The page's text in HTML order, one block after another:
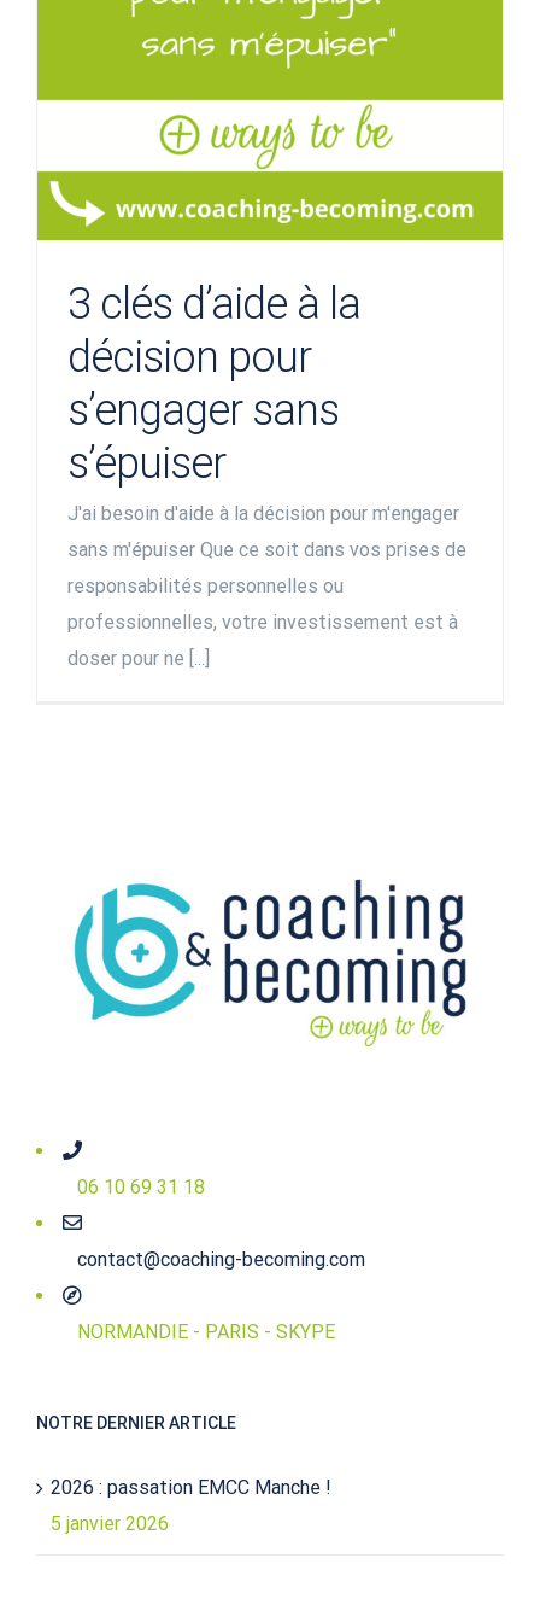
3 clés d’aide à la
décision pour
s’engager sans
s’épuiser
J'ai besoin d'aide à la décision pour m'engager
sans m'épuiser Que ce soit dans vos prises de
responsabilités personnelles ou
professionnelles, votre investissement est à
doser pour ne [...]
06 10 69 31 18
contact@coaching-becoming.com
NORMANDIE - PARIS - SKYPE
NOTRE DERNIER ARTICLE
2026 : passation EMCC Manche !
5 janvier 2026